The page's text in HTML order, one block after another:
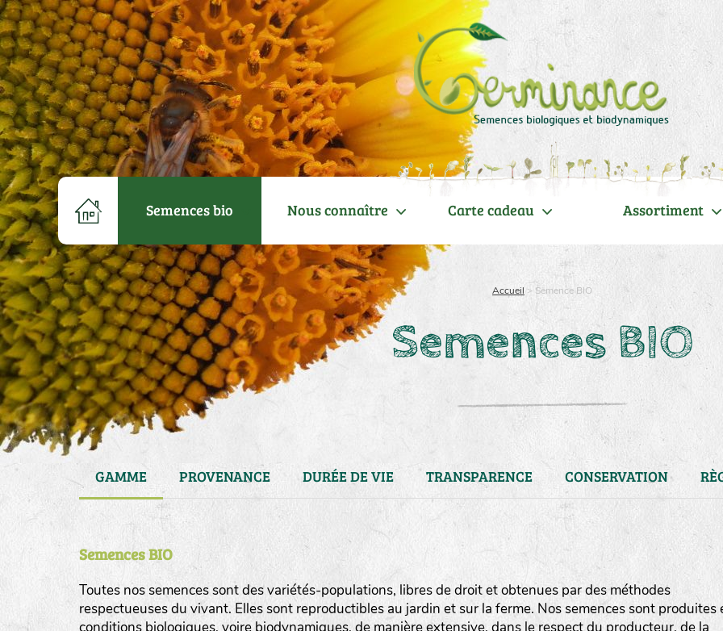
Semences bio Nous connaître Carte cadeau Assortiment
Accueil > Semence BIO
Semences BIO
GAMME PROVENANCE DURÉE DE VIE TRANSPARENCE CONSERVATION
Semences BIO
Toutes nos semences sont des variétés-populations, libres de droit et obtenues par des méthodes
respectueuses du vivant. Elles sont reproductibles au jardin et sur la ferme. Nos semences sont produites